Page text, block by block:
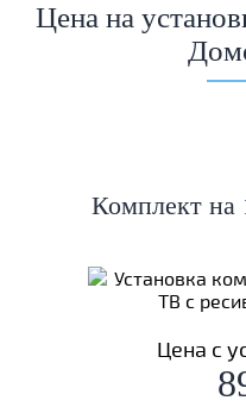
Цена на
Комплект на
Цена с